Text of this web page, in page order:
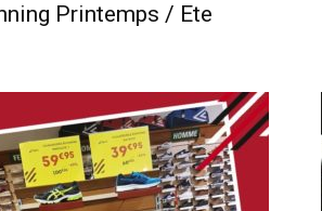
Printemps / Ete